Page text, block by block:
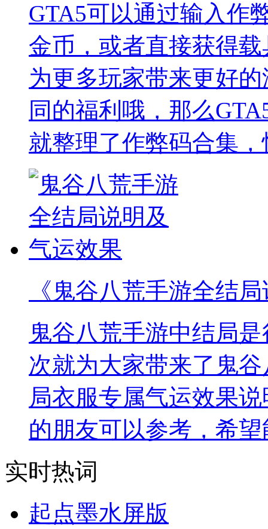
GTA5可以通过输入作
金币，或者直接获得
为更多玩家带来更好
同的福利哦，那么
就整理了作弊码合集
《鬼谷八荒手游全结
鬼谷八荒手游中结局
次就为大家带来了鬼
局衣服专属气运效果
的朋友可以参考，希
实时热词
起点墨水屏版